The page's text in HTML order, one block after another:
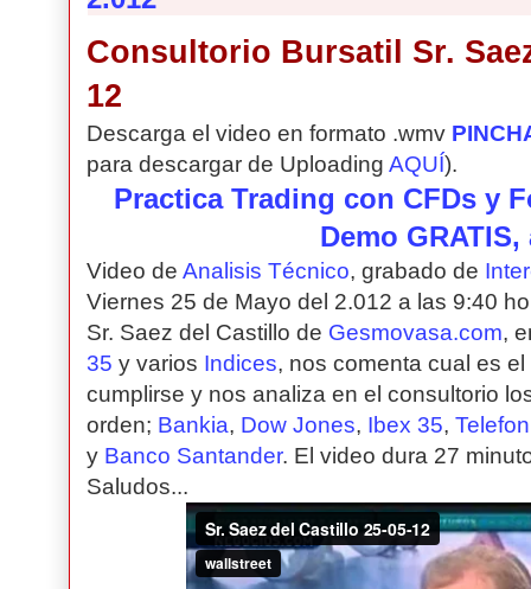
Consultorio Bursatil Sr.
12
Descarga el video en formato .wmv
para descargar de UploadingAQUÍ).
Practica Trading con CFDs y
Demo
Video deAnalisis Técnico, grabado de
Viernes 25 de Mayo del 2.012 a las 9:40
Sr. Saez del Castillo de Gesmovasa.com,
35 y varios Indices, nos comenta cual es
cumplirse y nos analiza en el consultorio
orden; Bankia, Dow Jones, Ibex 35,
y Banco Santander. El video dura 27
Saludos...